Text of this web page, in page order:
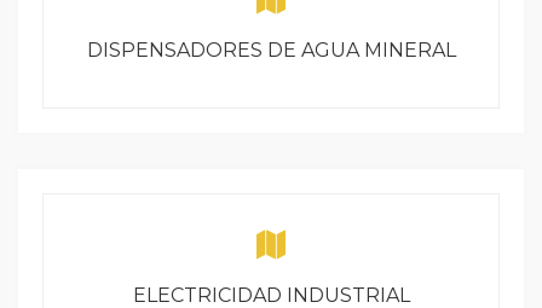
DISPENSADORES DE AGUA MINERAL
ELECTRICIDAD INDUSTRIAL